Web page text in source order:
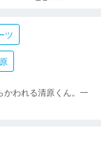
ツ
かわれる清原くん。一